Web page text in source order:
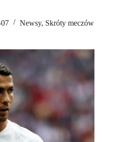
Newsy, Skróty meczów